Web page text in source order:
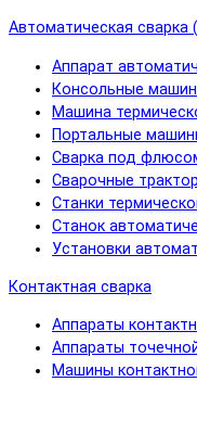
Автоматическая сварка
Аппарат
Консольные
Машина
Портальные
Сварка под
Сварочные
Станки
Станок
Установки
Контактная сварка
Аппараты
Аппараты
Машины